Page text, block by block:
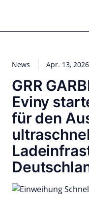
springen
News Apr. 13, 2026
GRR
Eviny
für den